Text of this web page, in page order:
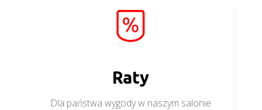
Raty
Dla państwa wygody w naszym salonie